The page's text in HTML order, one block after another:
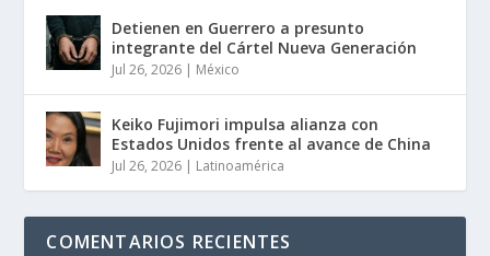
Detienen en Guerrero a presunto
integrante del Cártel Nueva Generación
Jul 26, 2026 | México
Keiko Fujimori impulsa alianza con
Estados Unidos frente al avance de China
Jul 26, 2026 | Latinoamérica
COMENTARIOS RECIENTES